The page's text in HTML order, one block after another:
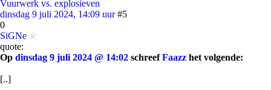
Vuurwerk vs. explosieven
dinsdag 9 juli 2024, 14:09 uur #5
0
SiGNe
quote:
Op dinsdag 9 juli 2024 @ 14:02 schreefFaazz het volgende:
[..]